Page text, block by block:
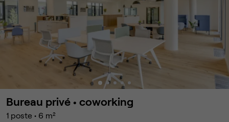
Bureau privé • coworking
1 poste • 6 m²